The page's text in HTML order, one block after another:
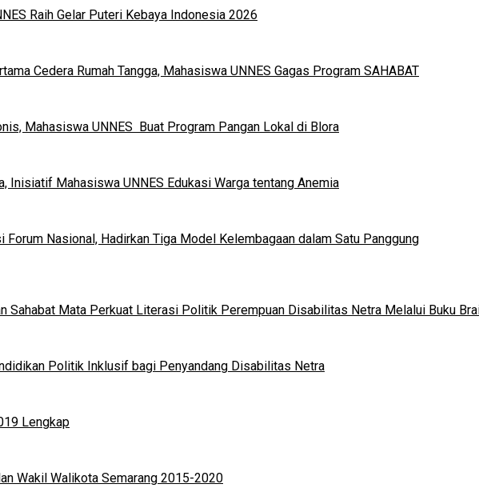
Raih Gelar Puteri Kebaya Indonesia 2026
Cedera Rumah Tangga, Mahasiswa UNNES Gagas Program SAHABAT
Mahasiswa UNNES Buat Program Pangan Lokal di Blora
Inisiatif Mahasiswa UNNES Edukasi Warga tentang Anemia
Nasional, Hadirkan Tiga Model Kelembagaan dalam Satu Panggung
Sahabat Mata Perkuat Literasi Politik Perempuan Disabilitas Netra Melalui Buku
Politik Inklusif bagi Penyandang Disabilitas Netra
Lengkap
Wakil Walikota Semarang 2015-2020